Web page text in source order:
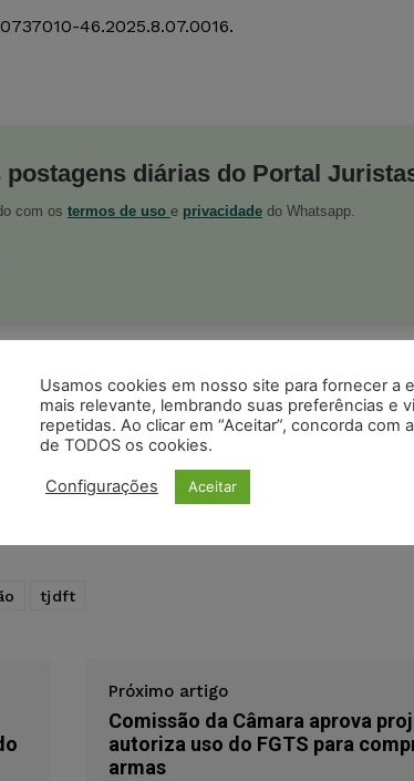
46.2025.8.07.0016.
postagens diárias do Portal
com os termos de uso e privacidade do Whatsapp.
no Google News
notícias jurídicas do Brasil
Facebook Telegram
tjdft
Próximo artigo
Comissão da Câmara aprova
autoriza uso do FGTS para
armas
Usamos cookies em nosso site para fornecer a
mais relevante, lembrando suas preferências e
repetidas. Ao clicar em “Aceitar”, concorda com
de TODOS os cookies.
Configurações Aceitar